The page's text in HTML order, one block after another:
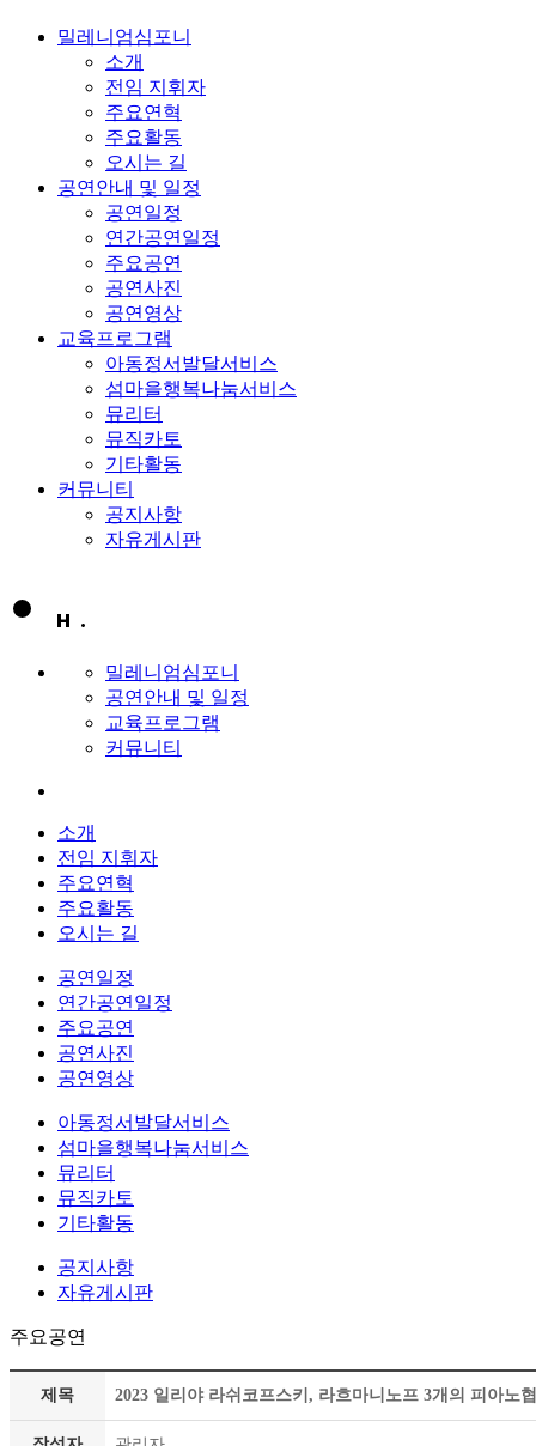
밀레니엄심포니
소개
전임 지휘자
주요연혁
주요활동
오시는 길
공연안내 및 일정
공연일정
연간공연일정
주요공연
공연사진
공연영상
교육프로그램
아동정서발달서비스
섬마을행복나눔서비스
뮤리터
뮤직카토
기타활동
커뮤니티
공지사항
자유게시판
밀레니엄심포니
공연안내 및 일정
교육프로그램
커뮤니티
소개
전임 지휘자
주요연혁
주요활동
오시는 길
공연일정
연간공연일정
주요공연
공연사진
공연영상
아동정서발달서비스
섬마을행복나눔서비스
뮤리터
뮤직카토
기타활동
공지사항
자유게시판
주요공연
제목 2023 일리야 라쉬코프스키, 라흐마니노프 3개의 피아노